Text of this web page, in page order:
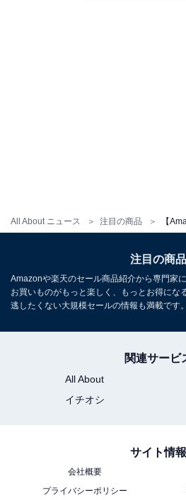
All About ニュース 注目の商品
[THE NORTH FACE] Geoface
ONESIZE
Amazonで見
THE NORTH FACE「
[THE NORTH FACE] ザノースフ
注目の商品
Amazonや楽天のセール商品紹介から専門家
お買いものがもっと楽しく、もっとお得にな
逃したくない大規模セールの情報も満載です。
関連サービ
All About
イチオシ
サイト情報
会社概要
プライバシーポリシー